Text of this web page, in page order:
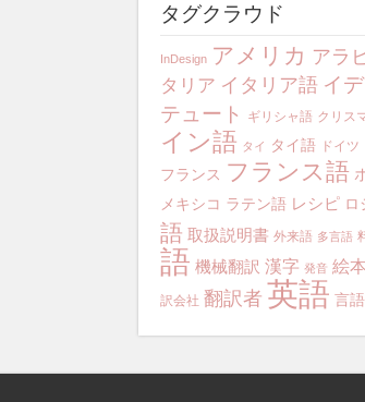
タグクラウド
InDesign アメリカ アラ
タリア イタリア語 イ
テュート
ギリシャ語 クリス
イン語 タイ タイ語 ドイツ
フランス フランス語
メキシコ ラテン語 レシピ ロ
語 取扱説明書 外来語 多言語
語 機械翻訳 漢字 発音 絵本
訳会社 翻訳者 英語 言語